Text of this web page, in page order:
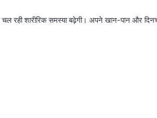
रही शारीरिक समस्या बढ़ेगी। अपने खान-पान और